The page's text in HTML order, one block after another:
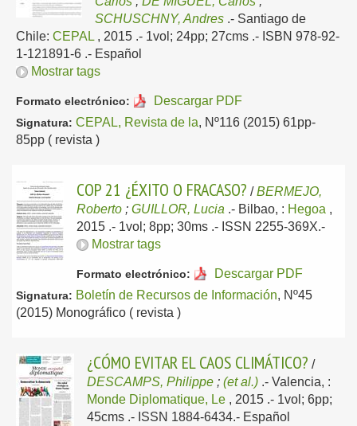
SCHUSCHNY, Andres .- Santiago de
Chile: CEPAL , 2015 .- 1vol; 24pp; 27cms .- ISBN 978-92-
1-121891-6 .- Español
Mostrar tags
Formato electrónico: Descargar PDF
Signatura: CEPAL, Revista de la, Nº116 (2015) 61pp-
85pp ( revista )
COP 21 ¿ÉXITO O FRACASO? /BERMEJO,
Roberto ; GUILLOR, Lucia .- Bilbao, : Hegoa ,
2015 .- 1vol; 8pp; 30ms .- ISSN 2255-369X.-
Mostrar tags
Formato electrónico: Descargar PDF
Signatura: Boletín de Recursos de Información, Nº45
(2015) Monográfico ( revista )
¿CÓMO EVITAR EL CAOS CLIMÁTICO? /
DESCAMPS, Philippe ; (et al.) .- Valencia, :
Monde Diplomatique, Le , 2015 .- 1vol; 6pp;
45cms .- ISSN 1884-6434.- Español